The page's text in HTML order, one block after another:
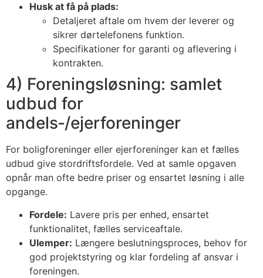
Husk at få på plads:
Detaljeret aftale om hvem der leverer og
sikrer dørtelefonens funktion.
Specifikationer for garanti og aflevering i
kontrakten.
4) Foreningsløsning: samlet
udbud for
andels‑/ejerforeninger
For boligforeninger eller ejerforeninger kan et fælles
udbud give stordriftsfordele. Ved at samle opgaven
opnår man ofte bedre priser og ensartet løsning i alle
opgange.
Fordele: Lavere pris per enhed, ensartet
funktionalitet, fælles serviceaftale.
Ulemper: Længere beslutningsproces, behov for
god projektstyring og klar fordeling af ansvar i
foreningen.